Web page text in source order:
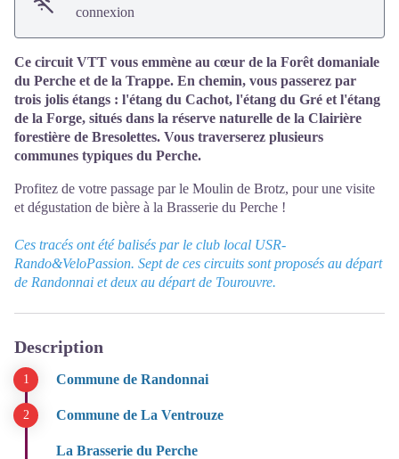
connexion
Ce circuit VTT vous emmène au cœur de la Forêt domaniale
du Perche et de la Trappe. En chemin, vous passerez par
trois jolis étangs : l'étang du Cachot, l'étang du Gré et l'étang
de la Forge, situés dans la réserve naturelle de la Clairière
forestière de Bresolettes. Vous traverserez plusieurs
communes typiques du Perche.
Profitez de votre passage par le Moulin de Brotz, pour une visite
et dégustation de bière à la Brasserie du Perche !
Ces tracés ont été balisés par le club local USR-
Rando&VeloPassion. Sept de ces circuits sont proposés au départ
de Randonnai et deux au départ de Tourouvre.
Description
Commune de Randonnai
Commune de La Ventrouze
La Brasserie du Perche